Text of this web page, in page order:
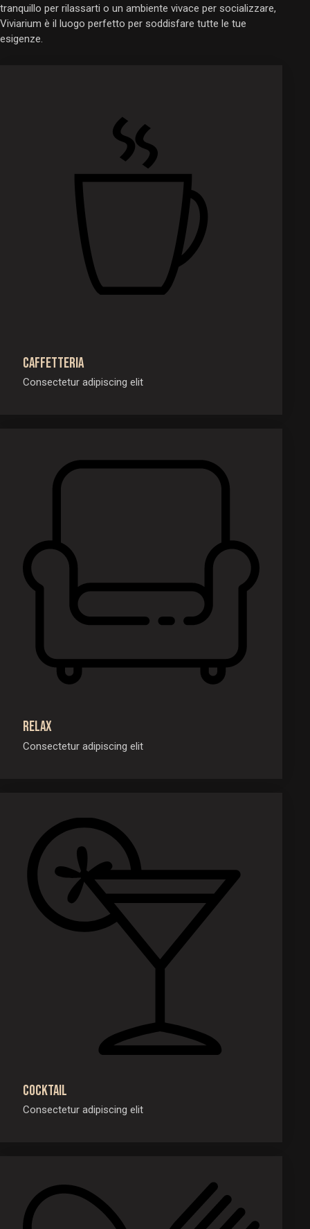
tranquillo per rilassarti o un ambiente vivace per socializzare,
Viviarium è il luogo perfetto per soddisfare tutte le tue
esigenze.
Caffetteria
Consectetur adipiscing elit
Relax
Consectetur adipiscing elit
Cocktail
Consectetur adipiscing elit